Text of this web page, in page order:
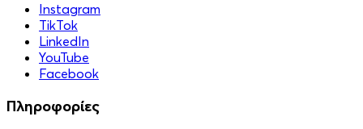
Instagram
TikTok
LinkedIn
YouTube
Facebook
Πληροφορίες